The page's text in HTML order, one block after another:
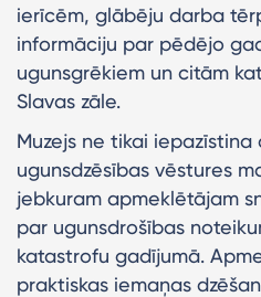
ierīcēm, glābēju darba
informāciju par pēdējo
ugunsgrēkiem un citām
Slavas zāle.
Muzejs ne tikai iepazīstina
ugunsdzēsības vēstures
jebkuram apmeklētājam
par ugunsdrošības
katastrofu gadījumā.
praktiskas iemaņas